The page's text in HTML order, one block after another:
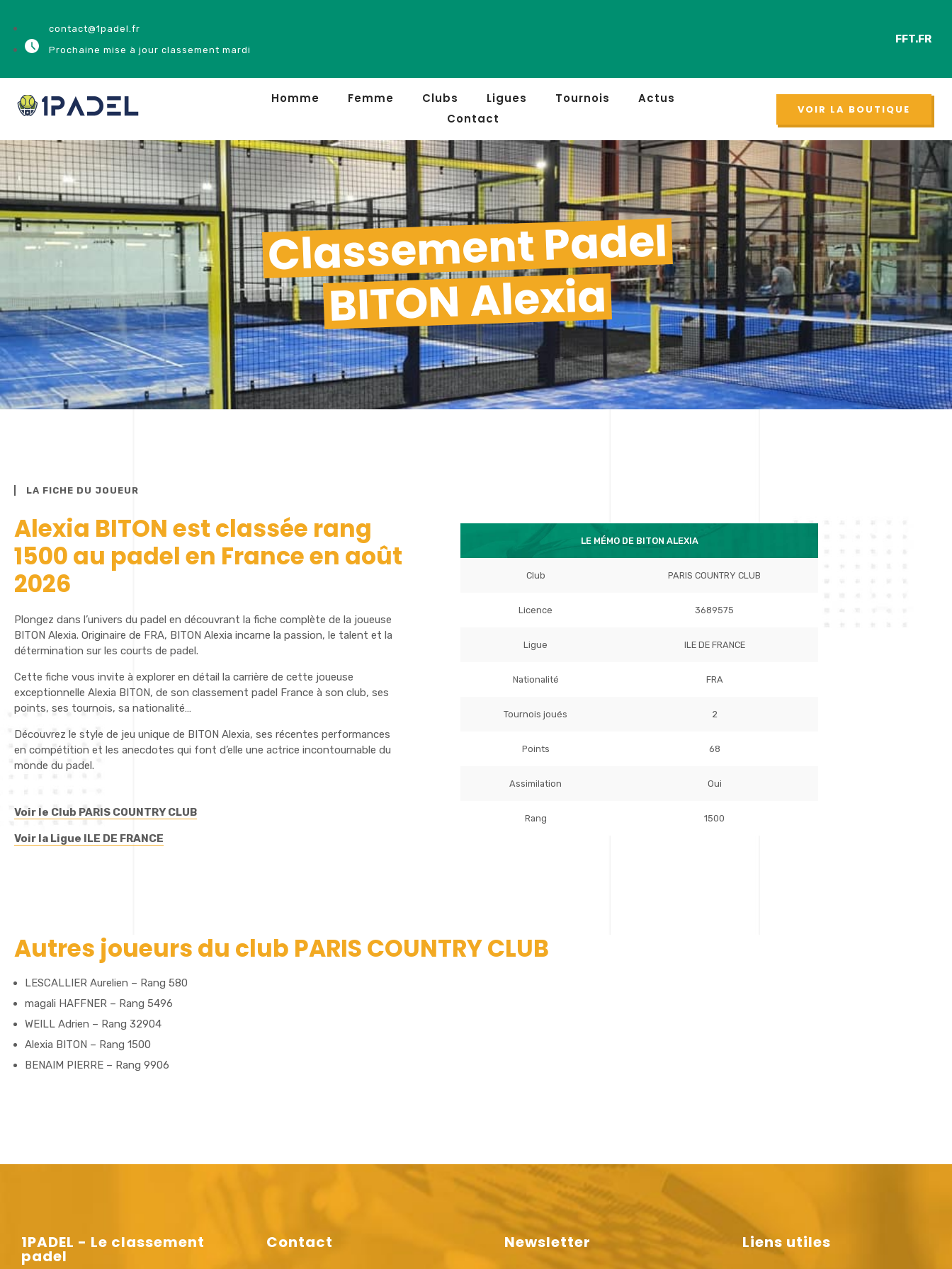
contact@1padel.fr
Prochaine mise à jour classement mardi
NOUVEAUFFT.FR
Homme Femme Clubs Ligues Tournois
Actus
Contact
VOIR LA BOUTIQUE
Classement Padel
BITON Alexia
LA FICHE DU JOUEUR
Alexia BITON est classée rang
1500 au padel en France en août
2026
Plongez dans l’univers du padel en découvrant la fiche complète de la joueuse
BITON Alexia. Originaire de FRA, BITON Alexia incarne la passion, le talent et la
détermination sur les courts de padel.
Cette fiche vous invite à explorer en détail la carrière de cette joueuse
exceptionnelle Alexia BITON, de son classement padel France à son club, ses
points, ses tournois, sa nationalité…
Découvrez le style de jeu unique de BITON Alexia, ses récentes performances
en compétition et les anecdotes qui font d’elle une actrice incontournable du
monde du padel.
Voir le Club PARIS COUNTRY CLUB
Voir la Ligue ILE DE FRANCE
LE MÉMO DE BITON ALEXIA
Club PARIS COUNTRY CLUB
Licence 3689575
Ligue ILE DE FRANCE
Nationalité FRA
Tournois joués 2
Points 68
Assimilation Oui
Rang 1500
Autres joueurs du club PARIS COUNTRY CLUB
LESCALLIER Aurelien – Rang 580
magali HAFFNER – Rang 5496
WEILL Adrien – Rang 32904
Alexia BITON – Rang 1500
BENAIM PIERRE – Rang 9906
1PADEL - Le classement
padel
Contact Newsletter Liens utiles